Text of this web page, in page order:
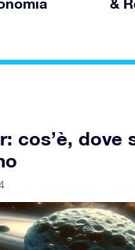
cos’è, dove